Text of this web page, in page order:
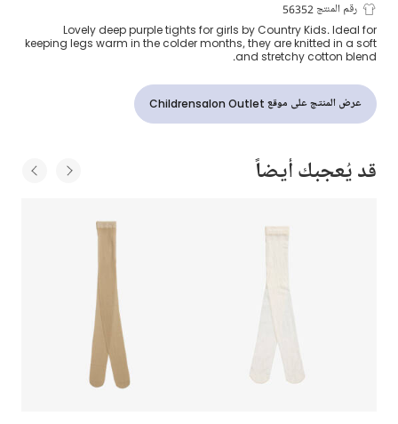
كولون قطن محبوك لون بنفسجي للبنات
رقم المنتج 56352
Lovely deep purple tights for girls by Country Kids. Ideal for
keeping legs warm in the colder months, they are knitted in a soft
and stretchy cotton blend.
عرض المنتج على موقع Childrensalon Outlet
قد يُعجبك أيضاً